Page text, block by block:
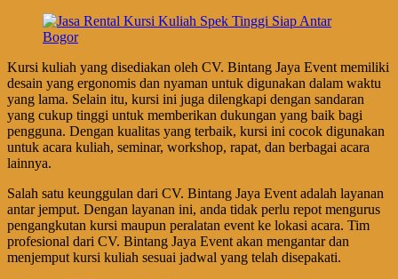
Kursi kuliah yang disediakan oleh CV. Bintang Jaya Event memiliki
desain yang ergonomis dan nyaman untuk digunakan dalam waktu
yang lama. Selain itu, kursi ini juga dilengkapi dengan sandaran
yang cukup tinggi untuk memberikan dukungan yang baik bagi
pengguna. Dengan kualitas yang terbaik, kursi ini cocok digunakan
untuk acara kuliah, seminar, workshop, rapat, dan berbagai acara
lainnya.
Salah satu keunggulan dari CV. Bintang Jaya Event adalah layanan
antar jemput. Dengan layanan ini, anda tidak perlu repot mengurus
pengangkutan kursi maupun peralatan event ke lokasi acara. Tim
profesional dari CV. Bintang Jaya Event akan mengantar dan
menjemput kursi kuliah sesuai jadwal yang telah disepakati.